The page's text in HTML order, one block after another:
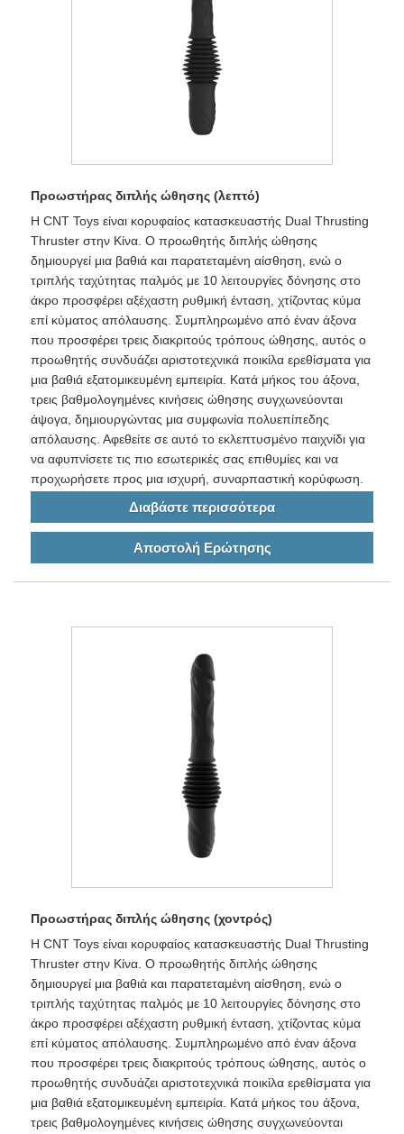
Προωστήρας διπλής ώθησης (λεπτό)
Η CNT Toys είναι κορυφαίος κατασκευαστής Dual Thrusting
Thruster στην Κίνα. Ο προωθητής διπλής ώθησης
δημιουργεί μια βαθιά και παρατεταμένη αίσθηση, ενώ ο
τριπλής ταχύτητας παλμός με 10 λειτουργίες δόνησης στο
άκρο προσφέρει αξέχαστη ρυθμική ένταση, χτίζοντας κύμα
επί κύματος απόλαυσης. Συμπληρωμένο από έναν άξονα
που προσφέρει τρεις διακριτούς τρόπους ώθησης, αυτός ο
προωθητής συνδυάζει αριστοτεχνικά ποικίλα ερεθίσματα για
μια βαθιά εξατομικευμένη εμπειρία. Κατά μήκος του άξονα,
τρεις βαθμολογημένες κινήσεις ώθησης συγχωνεύονται
άψογα, δημιουργώντας μια συμφωνία πολυεπίπεδης
απόλαυσης. Αφεθείτε σε αυτό το εκλεπτυσμένο παιχνίδι για
να αφυπνίσετε τις πιο εσωτερικές σας επιθυμίες και να
προχωρήσετε προς μια ισχυρή, συναρπαστική κορύφωση.
Διαβάστε περισσότερα
Αποστολή Ερώτησης
Προωστήρας διπλής ώθησης (χοντρός)
Η CNT Toys είναι κορυφαίος κατασκευαστής Dual Thrusting
Thruster στην Κίνα. Ο προωθητής διπλής ώθησης
δημιουργεί μια βαθιά και παρατεταμένη αίσθηση, ενώ ο
τριπλής ταχύτητας παλμός με 10 λειτουργίες δόνησης στο
άκρο προσφέρει αξέχαστη ρυθμική ένταση, χτίζοντας κύμα
επί κύματος απόλαυσης. Συμπληρωμένο από έναν άξονα
που προσφέρει τρεις διακριτούς τρόπους ώθησης, αυτός ο
προωθητής συνδυάζει αριστοτεχνικά ποικίλα ερεθίσματα για
μια βαθιά εξατομικευμένη εμπειρία. Κατά μήκος του άξονα,
τρεις βαθμολογημένες κινήσεις ώθησης συγχωνεύονται